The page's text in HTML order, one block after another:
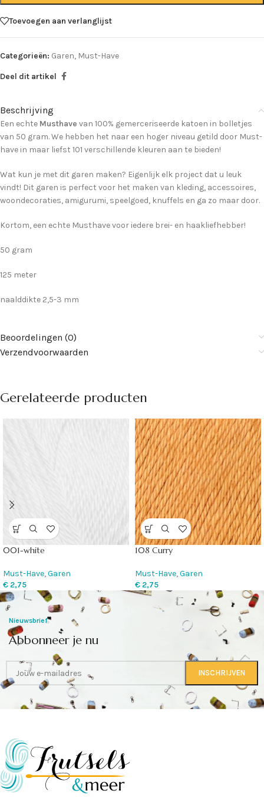
Toevoegen aan verlanglijst
Categorieën: Garen, Must-Have
Deel dit artikel
Beschrijving
Een echte Musthave van 100% gemerceriseerde katoen in bolletjes
van 50 gram. We hebben het naar een hoger niveau getild door Must-
have in maar liefst 101 verschillende kleuren aan te bieden!
Wat kun je met dit garen maken? Eigenlijk elk project dat u leuk
vindt! Dit garen is perfect voor het maken van kleding, accessoires,
woondecoraties, amigurumi, speelgoed, knuffels en ga zo maar door.
Kortom, een echte Musthave voor iedere brei- en haakliefhebber!
50 gram
125 meter
naalddikte 2,5-3 mm
Beoordelingen (0)
Verzendvoorwaarden
Gerelateerde producten
001-white
Must-Have,Garen
€ 2,75
108 Curry
Must-Have,Garen
€ 2,75
Nieuwsbrief
Abbonneer je nu